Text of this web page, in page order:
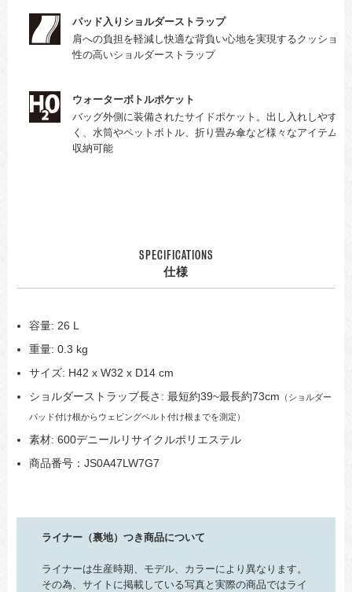
SPECIFICATIONS
仕様
パッド入りショルダーストラップ
肩への負担を軽減し快適な背負い心地を実現するクッション
性の高いショルダーストラップ
ウォーターボトルポケット
バッグ外側に装備されたサイドポケット。出し入れしやす
く、水筒やペットボトル、折り畳み傘など様々なアイテムが
収納可能
容量: 26 L
重量: 0.3 kg
サイズ: H42 x W32 x D14 cm
ショルダーストラップ長さ: 最短約39~最長約73cm
（ショルダー
パッド付け根からウェビングベルト付け根までを測定）
素材: 600デニールリサイクルポリエステル
商品番号：JS0A47LW7G7
ライナー（裏地）つき商品について
ライナーは生産時期、モデル、カラーにより異なります。
その為、サイトに掲載している写真と実際の商品ではライ